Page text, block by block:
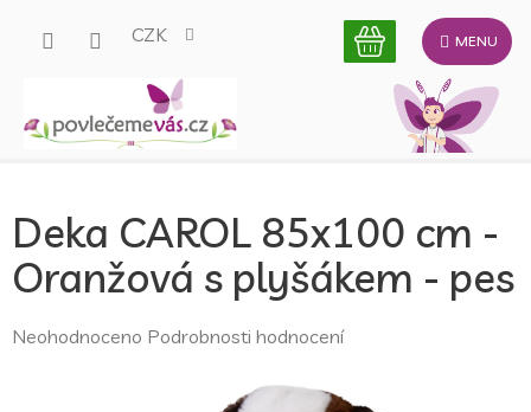
CZK
Deka CAROL 85x100 cm -
Oranžová s plyšákem - pes
Průměrné
Neohodnoceno Podrobnosti hodnocení